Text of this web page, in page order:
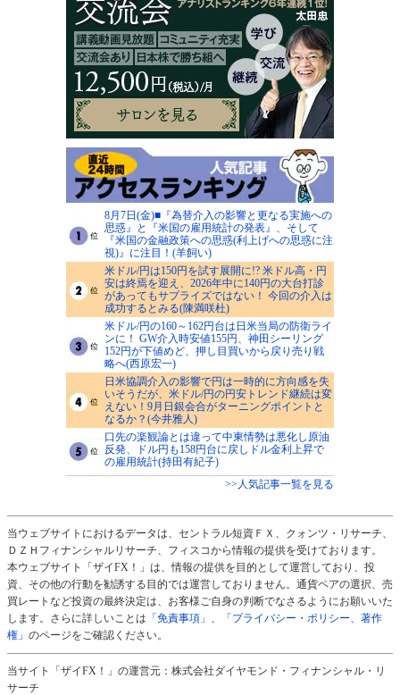
8月7日(金)■『為替介入の影響と更なる実施への
思惑』と『米国の雇用統計の発表』、そして
『米国の金融政策への思惑(利上げへの思惑に注
視)』に注目！(羊飼い)
米ドル/円は150円を試す展開に!? 米ドル高・円
安は終焉を迎え、2026年中に140円の大台打診
があってもサプライズではない！ 今回の介入は
成功するとみる(陳満咲杜)
米ドル/円の160～162円台は日米当局の防衛ライ
ンに！ GW介入時安値155円、神田シーリング
152円が下値めど、押し目買いから戻り売り戦
略へ(西原宏一)
日米協調介入の影響で円は一時的に方向感を失
いそうだが、米ドル/円の円安トレンド継続は変
えない！9月日銀会合がターニングポイントと
なるか？(今井雅人)
口先の楽観論とは違って中東情勢は悪化し原油
反発、ドル円も158円台に戻しドル金利上昇で
の雇用統計(持田有紀子)
>>人気記事一覧を見る
当ウェブサイトにおけるデータは、セントラル短資ＦＸ、クォンツ・リサーチ、
ＤＺＨフィナンシャルリサーチ、フィスコから情報の提供を受けております。
本ウェブサイト「ザイFX！」は、情報の提供を目的として運営しており、投
資、その他の行動を勧誘する目的では運営しておりません。通貨ペアの選択、売
買レートなど投資の最終決定は、お客様ご自身の判断でなさるようにお願いいた
します。さらに詳しいことは 「免責事項」 、
「プライバシー・ポリシー、著作
権」 のページをご確認ください。
当サイト「ザイFX！」の運営元：株式会社ダイヤモンド・フィナンシャル・リ
サーチ